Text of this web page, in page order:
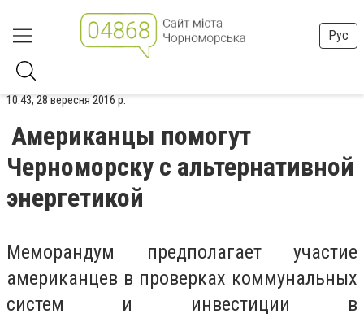
Рус
10:43, 28 вересня 2016 р.
Американцы помогут
Черноморску с альтернативной
энергетикой
Меморандум предполагает участие
американцев в проверках коммунальных
систем и инвестиции в